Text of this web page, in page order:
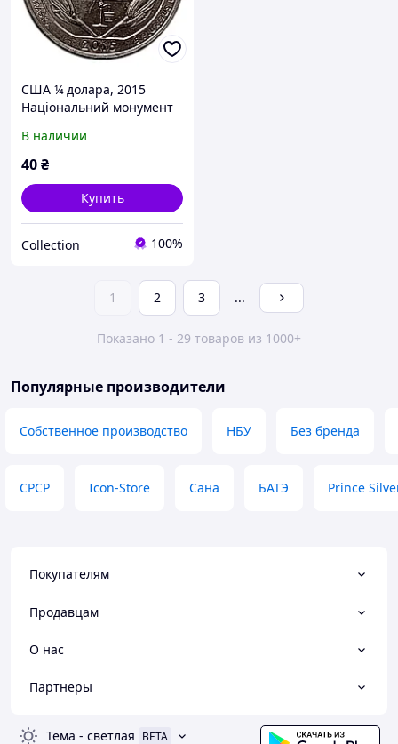
США ¼ долара, 2015
Національний монумент
двору: "P" - Філадельфія
В наличии
40₴
Купить
Collection 100%
1 2 3 ...
Показано 1 - 29 товаров из 1000+
Популярные производители
Собственное производство НБУ Без бренда
СРСР Icon-Store Сана БАТЭ Prince
Покупателям
Продавцам
О нас
Партнеры
Тема - светлая BETA